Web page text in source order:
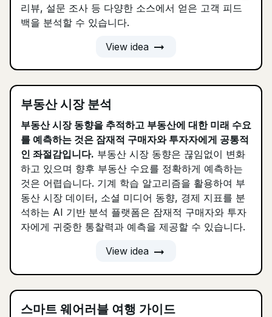
리뷰, 설문 조사 등 다양한 소스에서 얻은 고객 피드
백을 분석할 수 있습니다.
View idea arrow_right_alt
부동산 시장 분석
부동산 시장 동향을 추적하고 부동산에 대한 미래 수요
를 예측하는 것은 잠재적 구매자와 투자자에게 공통적
인 좌절감입니다. 부동산 시장 동향은 끊임없이 변화
하고 있으며 향후 부동산 수요를 정확하게 예측하는
것은 어렵습니다. 기계 학습 알고리즘을 활용하여 부
동산 시장 데이터, 소셜 미디어 동향, 경제 지표를 분
석하는 AI 기반 분석 플랫폼은 잠재적 구매자와 투자
자에게 귀중한 통찰력과 예측을 제공할 수 있습니다.
View idea arrow_right_alt
스마트 웨어러블 여행 가이드